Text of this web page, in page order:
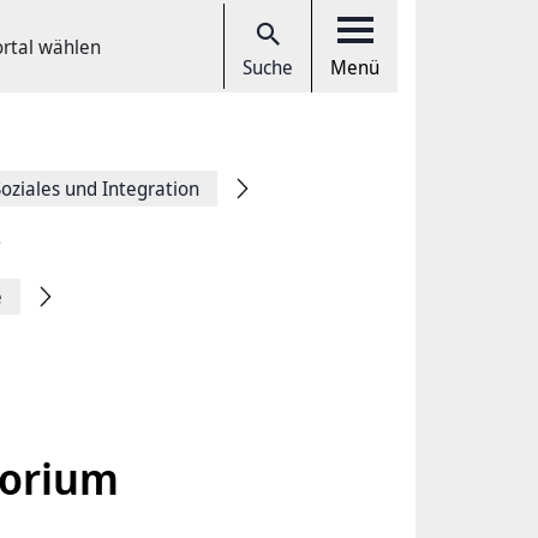
wählen
Suche Menü
und Integration